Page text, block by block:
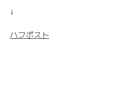
↓
ハフポスト